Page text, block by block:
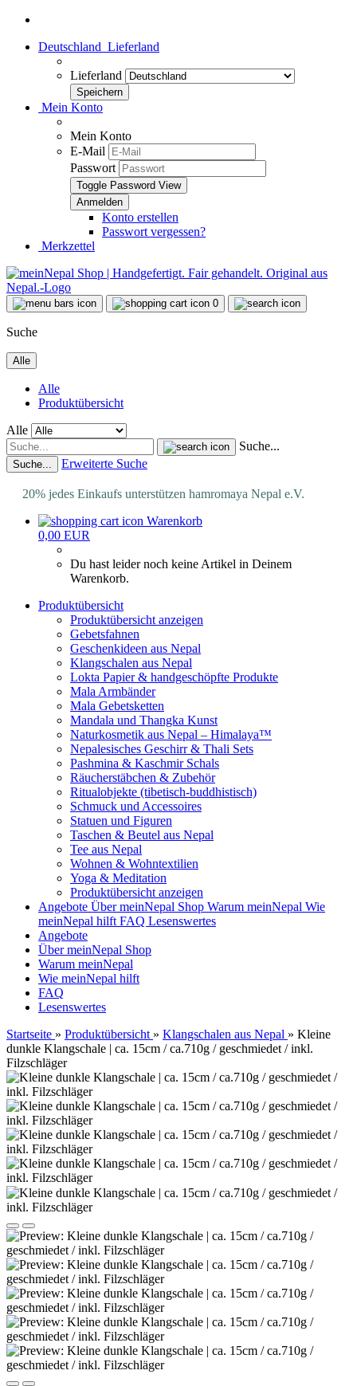
Deutschland Lieferland
Lieferland
Mein Konto
Mein Konto
E-Mail
Passwort
Toggle Password View
Konto erstellen
Passwort vergessen?
Merkzettel
0
Suche
Alle
Alle
Produktübersicht
Alle
Suche...
Suche... Erweiterte Suche
20% jedes Einkaufs unterstützen hamromaya Nepal e.V.
Warenkorb
0,00 EUR
Du hast leider noch keine Artikel in Deinem
Warenkorb.
Produktübersicht
Produktübersicht anzeigen
Gebetsfahnen
Geschenkideen aus Nepal
Klangschalen aus Nepal
Lokta Papier & handgeschöpfte Produkte
Mala Armbänder
Mala Gebetsketten
Mandala und Thangka Kunst
Naturkosmetik aus Nepal – Himalaya™
Nepalesisches Geschirr & Thali Sets
Pashmina & Kaschmir Schals
Räucherstäbchen & Zubehör
Ritualobjekte (tibetisch-buddhistisch)
Schmuck und Accessoires
Statuen und Figuren
Taschen & Beutel aus Nepal
Tee aus Nepal
Wohnen & Wohntextilien
Yoga & Meditation
Produktübersicht anzeigen
Angebote Über meinNepal Shop Warum meinNepal Wie
meinNepal hilft FAQ Lesenswertes
Angebote
Über meinNepal Shop
Warum meinNepal
Wie meinNepal hilft
FAQ
Lesenswertes
Startseite » Produktübersicht » Klangschalen aus Nepal » Kleine
dunkle Klangschale | ca. 15cm / ca.710g / geschmiedet / inkl.
Filzschläger